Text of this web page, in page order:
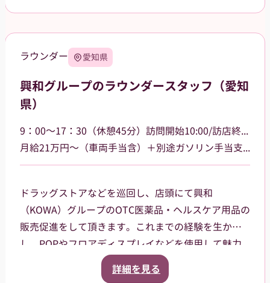
西東京市などを中心に、周辺エリアも担当していた
ラウンダー 愛知県
興和グループのラウンダースタッフ（愛知
県）
9：00～17：30（休憩45分）訪問開始10:00/訪店終了17:00
月給21万円～（車両手当含）＋別途ガソリン手当支給 その他手当あり
ドラッグストアなどを巡回し、店頭にて興和
（KOWA）グループのOTC医薬品・ヘルスケア用品の
販売促進をして頂きます。これまでの経験を生か
し、POPやフロアディスプレイなどを使用して魅力
的な売場作りをお願いします。また、商品や稼働に
関する研修などは、事前に担当者から数日間行いま
詳細を見る